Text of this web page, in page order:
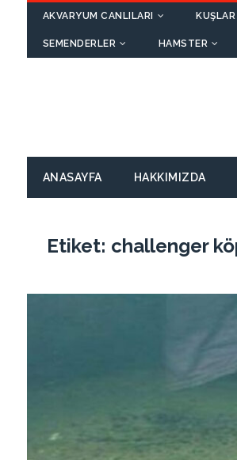
AKVARYUM CANLILARI KUŞLAR
SEMENDERLER HAMSTER
ANASAYFA HAKKIMIZDA
Etiket: challenger